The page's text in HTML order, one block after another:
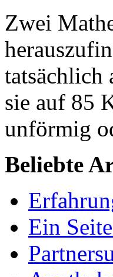
Zwei
tatsächlich
sie auf 85
unförmig
Beliebte
Ein